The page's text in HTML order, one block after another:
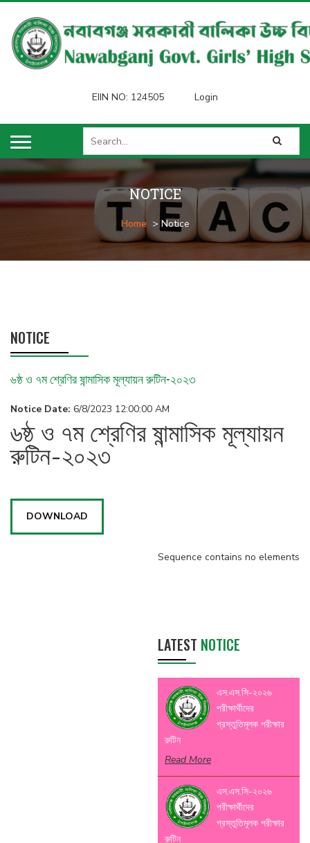
EIIN NO: 124505 Login
NOTICE
Home > Notice
NOTICE
৬ষ্ঠ ও ৭ম শ্রেণির ষান্মাসিক মূল্যায়ন রুটিন-২০২৩
Notice Date: 6/8/2023 12:00:00 AM
৬ষ্ঠ ও ৭ম শ্রেণির ষান্মাসিক মূল্যায়ন
রুটিন-২০২৩
DOWNLOAD
Sequence contains no elements
LATEST NOTICE
এস.এস.সি-২০২৬
পরীক্ষার্থীদের
প্রস্তুতিমূলক পরীক্ষার
রুটিন
Read More
এস.এস.সি-২০২৬
পরীক্ষার্থীদের
প্রস্তুতিমূলক পরীক্ষার
রুটিন